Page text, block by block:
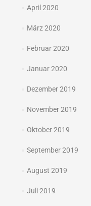
April 2020
März 2020
Februar 2020
Januar 2020
Dezember 2019
November 2019
Oktober 2019
September 2019
August 2019
Juli 2019